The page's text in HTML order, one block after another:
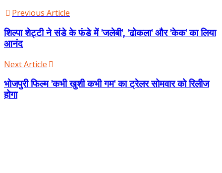
Previous Article
शिल्पा शेट्टी ने संडे के फंडे में 'जलेबी', 'ढोकला' और 'केक' का लिया
आनंद
Next Article
भोजपुरी फिल्‍म 'कभी खुशी कभी गम' का ट्रेलर सोमवार को रिलीज
होगा